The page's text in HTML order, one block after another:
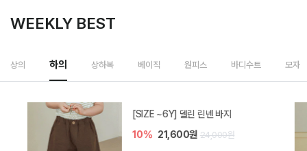
WEEKLY BEST
상의 하의 상하복 베이직 원피스 바디수트 모자
[SIZE ~6Y] 델린 린넨 바지
10% 21,600원 24,000원